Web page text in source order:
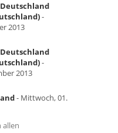
-
2013
-
2013
- Mittwoch, 01.
allen